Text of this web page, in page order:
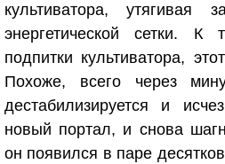
культиватора,
энергетической сетки.
подпитки культиватора,
Похоже, всего через
дестабилизируется и
новый портал, и снова
он появился в паре